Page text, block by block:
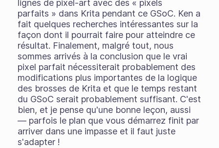
lignes de pixel-art avec des « pixels
parfaits » dans Krita pendant ce GSoC. Ken a
fait quelques recherches intéressantes sur la
façon dont il pourrait faire pour atteindre ce
résultat. Finalement, malgré tout, nous
sommes arrivés à la conclusion que le vrai
pixel parfait nécessiterait probablement des
modifications plus importantes de la logique
des brosses de Krita et que le temps restant
du GSoC serait probablement suffisant. C'est
bien, et je pense qu'une bonne leçon, aussi
— parfois le plan que vous démarrez finit par
arriver dans une impasse et il faut juste
s'adapter !